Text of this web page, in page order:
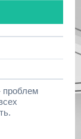
проблем